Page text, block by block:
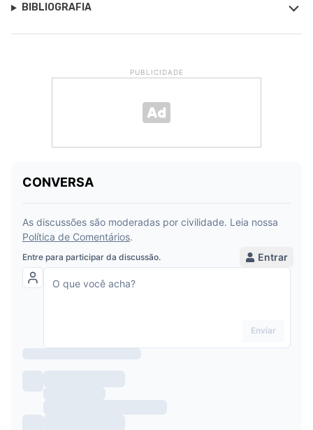
BIBLIOGRAFIA
PUBLICIDADE